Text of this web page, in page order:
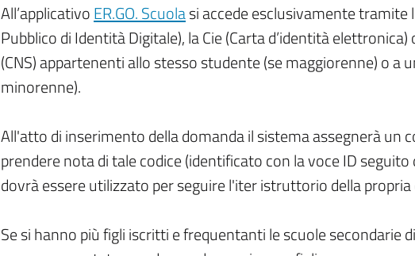
All’applicativoER.GO. Scuolasi accede esclusivamente tramite
Pubblico di Identità Digitale), la Cie (Carta d’identità
(CNS) appartenenti allo stesso studente (se maggiorenne) o a
minorenne).
All'atto di inserimento della domanda il sistema assegnerà un
prendere nota di tale codice (identificato con la voce ID
dovrà essere utilizzato per seguire l'iter istruttorio della
Se si hanno più figli iscritti e frequentanti le scuole secondarie